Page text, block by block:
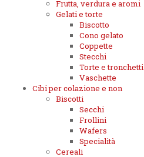
Frutta, verdura e aromi
Gelati e torte
Biscotto
Cono gelato
Coppette
Stecchi
Torte e tronchetti
Vaschette
Cibi per colazione e non
Biscotti
Secchi
Frollini
Wafers
Specialità
Cereali